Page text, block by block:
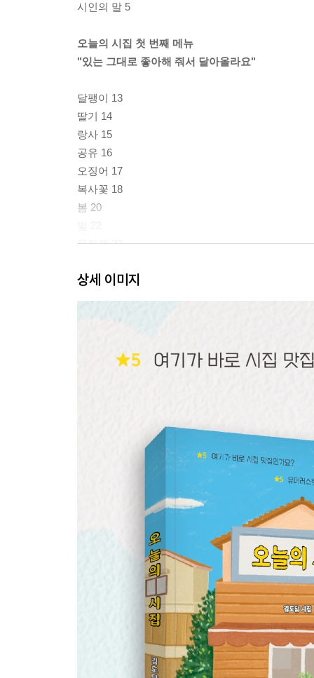
시인의 말 5
오늘의 시집 첫 번째 메뉴
"있는 그대로 좋아해 줘서 달아올라요"
달팽이 13
딸기 14
랑사 15
공유 16
오징어 17
복사꽃 18
봄 20
무지개 23
마우스 25
키뚜 26
오늘의 시집 두 번째 메뉴
"향기는 말을 못 해 아련하지"
상세 이미지